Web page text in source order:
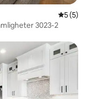
5 av 5 i
5 (5)
3023-2